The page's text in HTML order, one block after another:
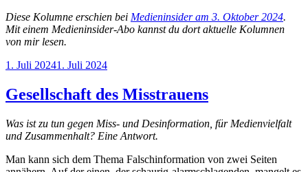
Diese Kolumne erschien bei Medieninsider am 3. Oktober 2024.
Mit einem Medieninsider-Abo kannst du dort aktuelle Kolumnen
von mir lesen.
Veröffentlicht
1. Juli 20241. Juli 2024
Gesellschaft des Misstrauens
Was ist zu tun gegen Miss- und Desinformation, für Medienvielfalt
und Zusammenhalt? Eine Antwort.
Man kann sich dem Thema Falsch­information von zwei Seiten